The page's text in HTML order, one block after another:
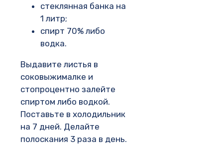
стеклянная банка на
1 литр;
спирт 70% либо
водка.
Выдавите листья в
соковыжималке и
стопроцентно залейте
спиртом либо водкой.
Поставьте в холодильник
на 7 дней. Делайте
полоскания 3 раза в день.